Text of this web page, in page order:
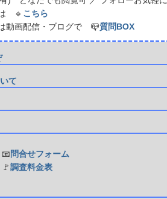
🔹 こちら
動画配信・ブログで 📪質問BOX
て
📧 問合せフォーム
🚩 調査料金表